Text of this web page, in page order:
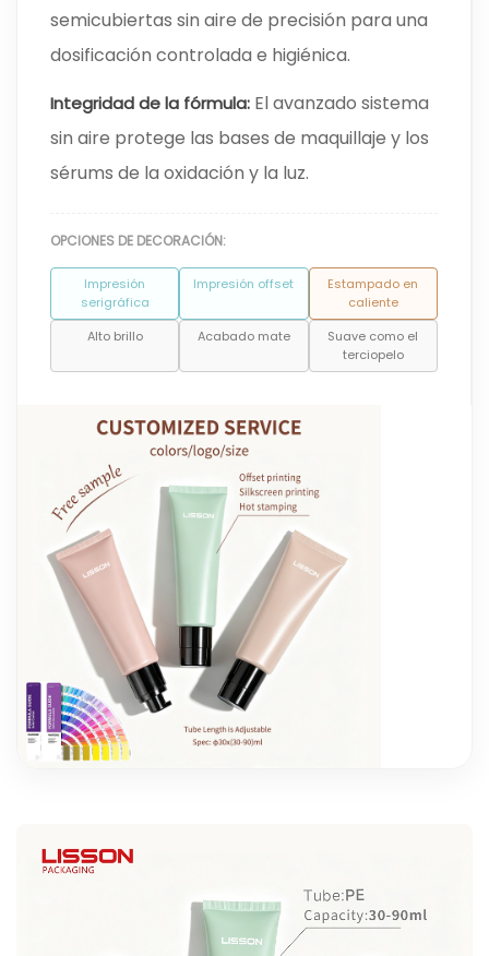
semicubiertas sin aire de precisión para una
dosificación controlada e higiénica.
Integridad de la fórmula: El avanzado sistema
sin aire protege las bases de maquillaje y los
sérums de la oxidación y la luz.
OPCIONES DE DECORACIÓN:
Impresión
serigráfica
Impresión offset
Estampado en
caliente
Alto brillo
Acabado mate
Suave como el
terciopelo